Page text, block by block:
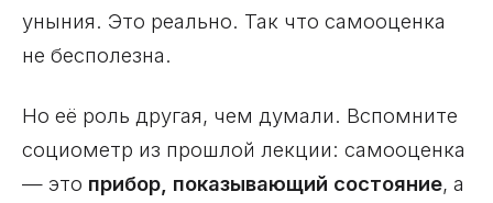
уныния. Это реально. Так что самооценка
не бесполезна.
Но её роль другая, чем думали. Вспомните
социометр из прошлой лекции: самооценка
— это прибор, показывающий состояние, а